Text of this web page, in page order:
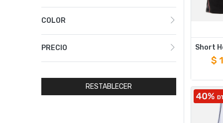
COLOR
PRECIO
RESTABLECER
$